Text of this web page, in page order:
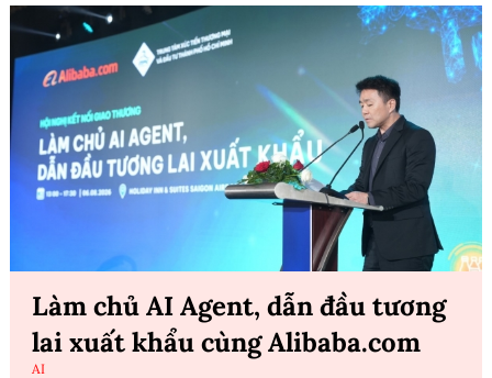
Làm chủ AI Agent, dẫn đầu tương
lai xuất khẩu cùng Alibaba.com
AI